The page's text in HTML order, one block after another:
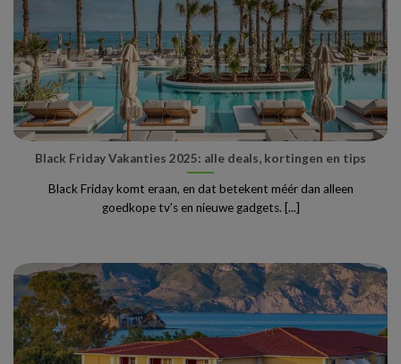
Black Friday Vakanties 2025: alle deals, kortingen en tips
Black Friday komt eraan, en dat betekent méér dan alleen
goedkope tv’s en nieuwe gadgets. [...]